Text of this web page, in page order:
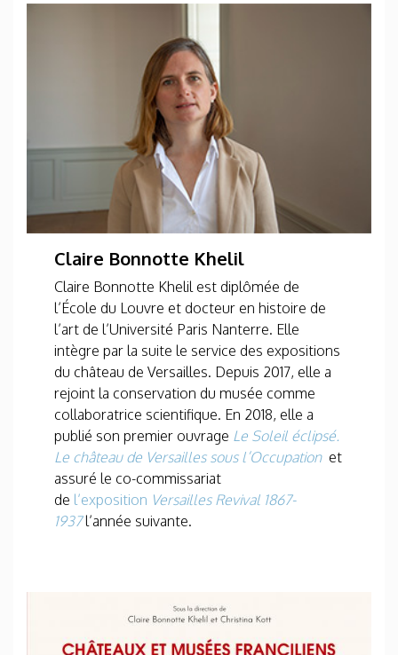
Claire Bonnotte Khelil
Claire Bonnotte Khelil est diplômée de
l’École du Louvre et docteur en histoire de
l’art de l’Université Paris Nanterre. Elle
intègre par la suite le service des expositions
du château de Versailles. Depuis 2017, elle a
rejoint la conservation du musée comme
collaboratrice scientifique. En 2018, elle a
publié son premier ouvrage Le Soleil éclipsé.
Le château de Versailles sous l’Occupation et
assuré le co-commissariat
de l’exposition Versailles Revival 1867-
1937l’année suivante.